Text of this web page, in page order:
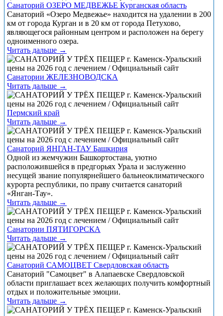
Санаторий ОЗЕРО МЕДВЕЖЬЕ Курганская область
Санаторий «Озеро Медвежье» находится на удалении в 200
км от города Курган и в 20 км от города Петухово,
являющегося районным центром и расположен на берегу
одноименного озера.
Читать дальше →
Санатории ЖЕЛЕЗНОВОДСКА
Читать дальше →
Пермский край
Читать дальше →
Санаторий ЯНГАН-ТАУ Башкирия
Одной из жемчужин Башкортостана, уютно
расположившейся в предгорьях Урала и заслуженно
несущей звание популярнейшего бальнеоклиматического
курорта республики, по праву считается санаторий
«Янган-Тау».
Читать дальше →
Санатории ПЯТИГОРСКА
Читать дальше →
Санаторий САМОЦВЕТ Свердловская область
Санаторий "Самоцвет" в Алапаевске Свердловской
области приглашает всех желающих получить комфортный
отдых и положительные эмоции.
Читать дальше →